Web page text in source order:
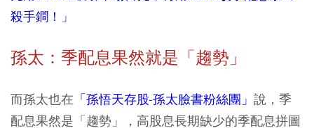
殺手鐧！」
孫太：季配息果然就是「趨勢」
而孫太也在 「孫悟天存股-孫太臉書粉絲團」 說，季
配息果然是「趨勢」，高股息長期缺少的季配息拼圖